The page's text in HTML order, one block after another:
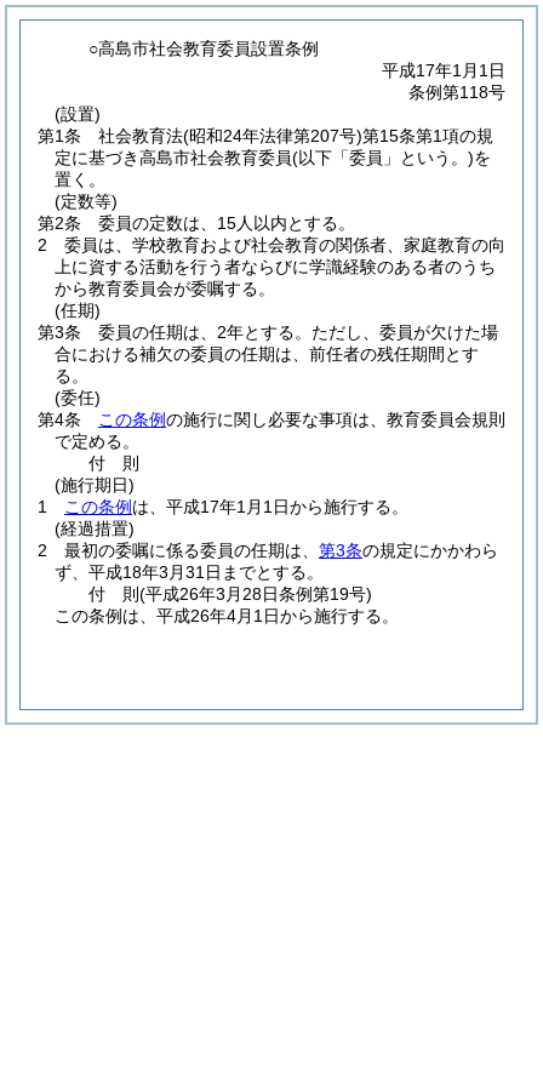
○高島市社会教育委員設置条例
平成17年1月1日
条例第118号
(設置)
第1条
社会教育法(昭和24年法律第207号)第15条第1項の規
定に基づき高島市社会教育委員(以下「委員」という。)を
置く。
(定数等)
第2条
委員の定数は、15人以内とする。
2
委員は、学校教育および社会教育の関係者、家庭教育の向
上に資する活動を行う者ならびに学識経験のある者のうち
から教育委員会が委嘱する。
(任期)
第3条
委員の任期は、2年とする。 ただし、委員が欠けた場
合における補欠の委員の任期は、前任者の残任期間とす
る。
(委任)
第4条
この条例の施行に関し必要な事項は、教育委員会規則
で定める。
付 則
(施行期日)
1
この条例 は、平成17年1月1日から施行する。
(経過措置)
2
最初の委嘱に係る委員の任期は、 第3条の規定にかかわら
ず、平成18年3月31日までとする。
付 則(平成26年3月28日条例第19号)
この条例は、平成26年4月1日から施行する。